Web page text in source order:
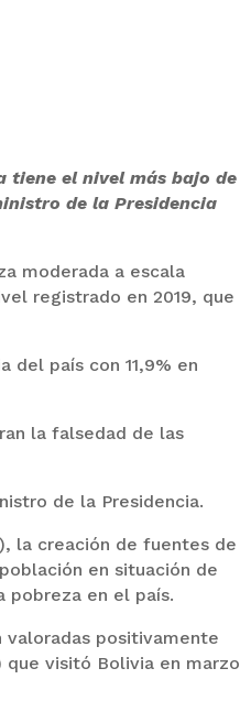
tiene el nivel más bajo de
de la Presidencia
moderada a escala
registrado en 2019, que
del país con 11,9% en
la falsedad de las
de la Presidencia.
la creación de fuentes de
en situación de
pobreza en el país.
valoradas positivamente
que visitó Bolivia en marzo